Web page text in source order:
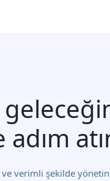
ve verimli şekilde